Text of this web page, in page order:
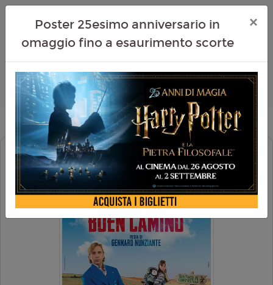
BUEN CAMINO
Poster 25esimo anniversario in
omaggio fino a esaurimento scorte
×